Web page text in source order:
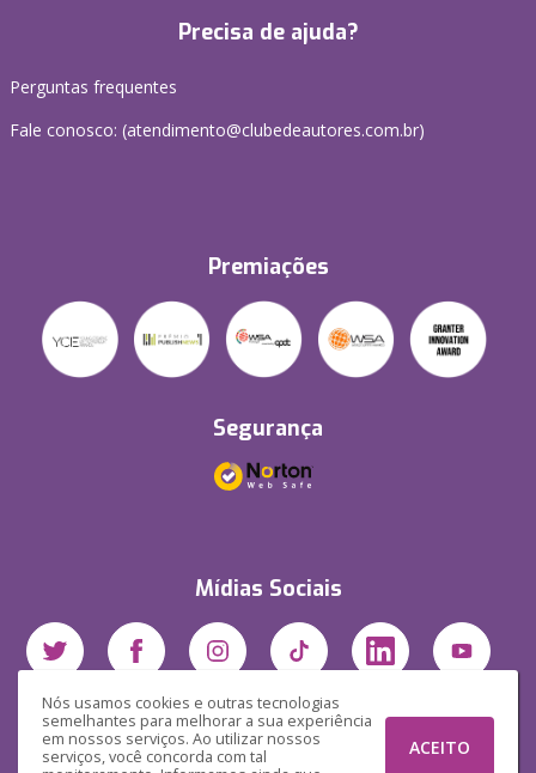
Nós usamos cookies e outras tecnologias
semelhantes para melhorar a sua experiência
em nossos serviços. Ao utilizar nossos
serviços, você concorda com tal
ACEITO
Precisa de ajuda?
Perguntas frequentes
Fale conosco: (atendimento@clubedeautores.com.br)
Premiações
Segurança
Mídias Sociais